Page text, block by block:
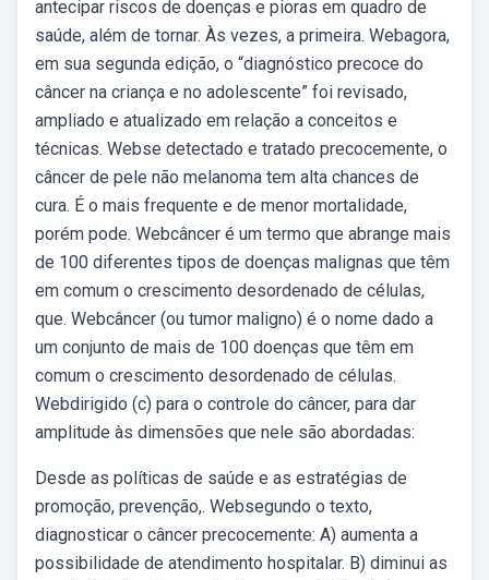
antecipar riscos de doenças e pioras em quadro de
saúde, além de tornar. Às vezes, a primeira. Webagora,
em sua segunda edição, o “diagnóstico precoce do
câncer na criança e no adolescente” foi revisado,
ampliado e atualizado em relação a conceitos e
técnicas. Webse detectado e tratado precocemente, o
câncer de pele não melanoma tem alta chances de
cura. É o mais frequente e de menor mortalidade,
porém pode. Webcâncer é um termo que abrange mais
de 100 diferentes tipos de doenças malignas que têm
em comum o crescimento desordenado de células,
que. Webcâncer (ou tumor maligno) é o nome dado a
um conjunto de mais de 100 doenças que têm em
comum o crescimento desordenado de células.
Webdirigido (c) para o controle do câncer, para dar
amplitude às dimensões que nele são abordadas:
Desde as políticas de saúde e as estratégias de
promoção, prevenção,. Websegundo o texto,
diagnosticar o câncer precocemente: A) aumenta a
possibilidade de atendimento hospitalar. B) diminui as